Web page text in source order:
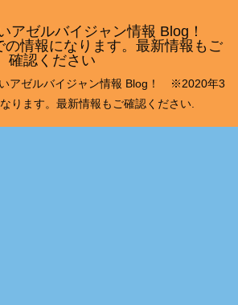
アゼルバイジャン情報 Blog！
情報になります。最新情報もご
確認ください
アゼルバイジャン情報 Blog！ ※2020年3
ります。最新情報もご確認ください.